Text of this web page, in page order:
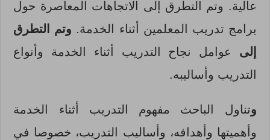
عالية. وتم التطرق إلى الاتجاهات المعاصرة حول
برامج تدريب المعلمين أثناء الخدمة. وتم التطرق
إلى عوامل نجاح التدريب أثناء الخدمة وأنواع
التدريب وأساليبه.
وتناول الباحث مفهوم التدريب أثناء الخدمة
وأهميتها وأهدافه، وأساليب التدريب، خصوصا في